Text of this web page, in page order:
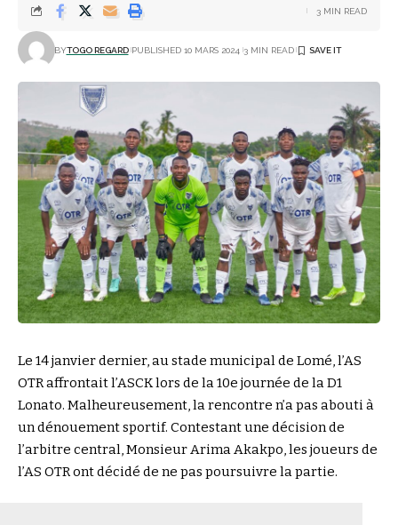
BYTOGO REGARD PUBLISHED 10 MARS 2024 3 MIN READ
3 MIN READ
Le 14 janvier dernier, au stade municipal de Lomé, l’AS
OTR affrontait l’ASCK lors de la 10e journée de la D1
Lonato. Malheureusement, la rencontre n’a pas abouti à
un dénouement sportif. Contestant une décision de
l’arbitre central, Monsieur Arima Akakpo, les joueurs de
l’AS OTR ont décidé de ne pas poursuivre la partie.